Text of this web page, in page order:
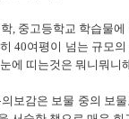
, 중고등학교 학습물
40여평이 넘는 규모
에 띠는것은 뭐니뭐니
보감은 보물 중의 보